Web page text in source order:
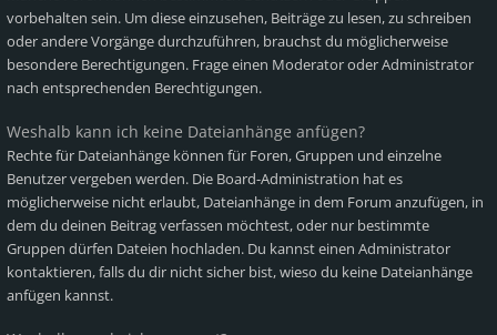
vorbehalten sein. Um diese einzusehen, Beiträge zu lesen, zu schreiben
oder andere Vorgänge durchzuführen, brauchst du möglicherweise
besondere Berechtigungen. Frage einen Moderator oder Administrator
nach entsprechenden Berechtigungen.
Weshalb kann ich keine Dateianhänge anfügen?
Rechte für Dateianhänge können für Foren, Gruppen und einzelne
Benutzer vergeben werden. Die Board-Administration hat es
möglicherweise nicht erlaubt, Dateianhänge in dem Forum anzufügen, in
dem du deinen Beitrag verfassen möchtest, oder nur bestimmte
Gruppen dürfen Dateien hochladen. Du kannst einen Administrator
kontaktieren, falls du dir nicht sicher bist, wieso du keine Dateianhänge
anfügen kannst.